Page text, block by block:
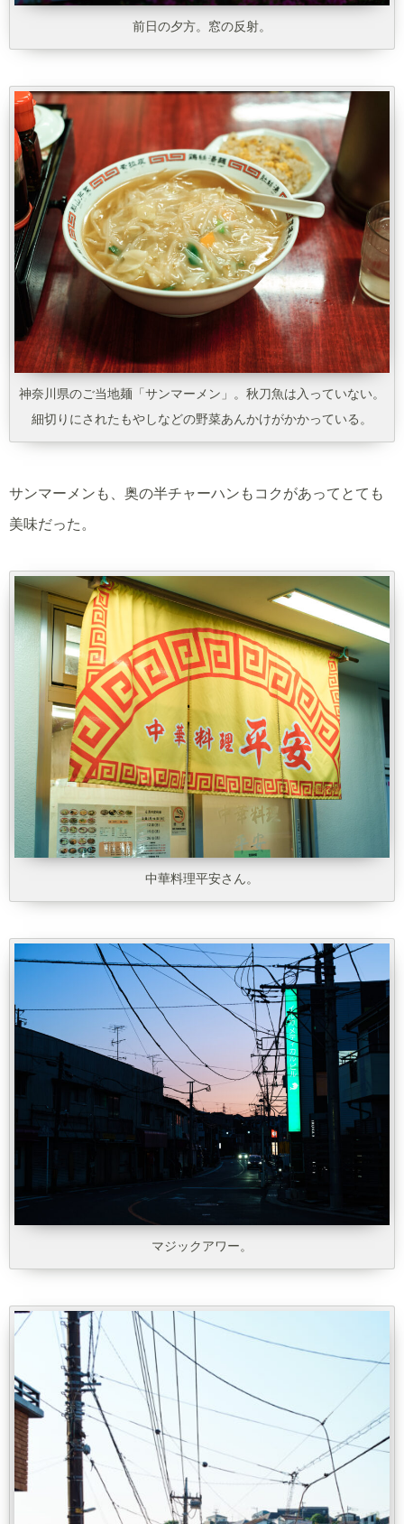
前日の夕方。窓の反射。
神奈川県のご当地麺「サンマーメン」。秋刀魚は入っていない。
細切りにされたもやしなどの野菜あんかけがかかっている。
サンマーメンも、奥の半チャーハンもコクがあってとても
美味だった。
中華料理平安さん。
マジックアワー。